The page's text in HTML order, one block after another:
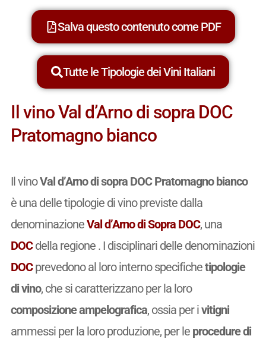
Salva questo contenuto come PDF
Tutte le Tipologie dei Vini Italiani
Il vino Val d’Arno di sopra DOC
Pratomagno bianco
Il vinoVal d’Arno di sopra DOC Pratomagno bianco
è una delle tipologie di vino previste dalla
denominazioneVal d’Arno di Sopra DOC, una
DOCdella regione . I disciplinari delle denominazioni
DOCprevedono al loro interno specifichetipologie
di vino, che si caratterizzano per la loro
composizione ampelografica, ossia per ivitigni
ammessi per la loro produzione, per le procedure di